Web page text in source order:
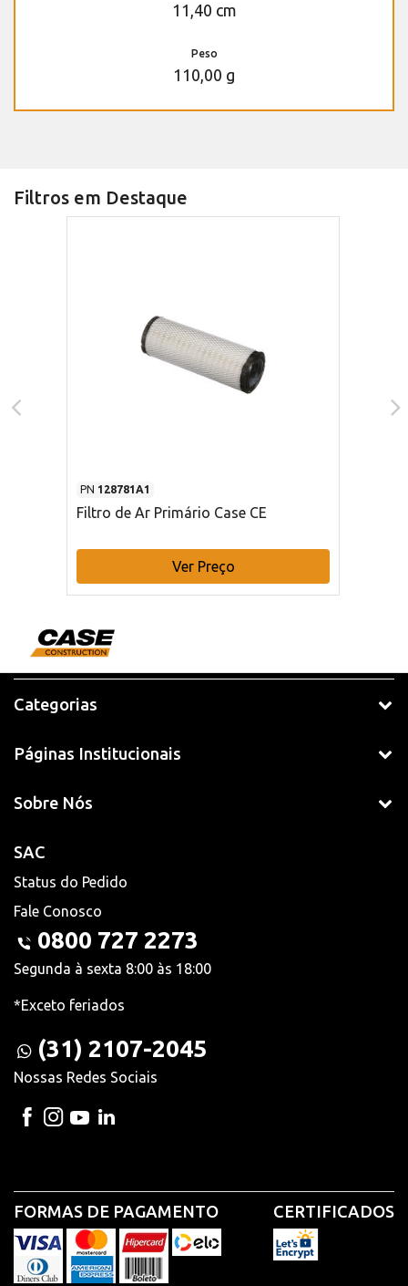
11,40 cm
Peso
110,00 g
Filtros em Destaque
PN 128781A1
Filtro de Ar Primário Case CE
Ver Preço
Categorias
Páginas Institucionais
Sobre Nós
SAC
Status do Pedido
Fale Conosco
0800 727 2273
Segunda à sexta 8:00 às 18:00
*Exceto feriados
(31) 2107-2045
Nossas Redes Sociais
FORMAS DE PAGAMENTO CERTIFICADOS